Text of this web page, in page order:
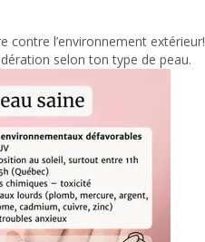
contre l’environnement extérieur!
selon ton type de peau.